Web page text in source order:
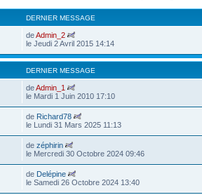
DERNIER MESSAGE
deAdmin_2
le Jeudi 2 Avril 2015 14:14
DERNIER MESSAGE
deAdmin_1
le Mardi 1 Juin 2010 17:10
de Richard78
le Lundi 31 Mars 2025 11:13
dezéphirin
le Mercredi 30 Octobre 2024 09:46
de Delépine
le Samedi 26 Octobre 2024 13:40